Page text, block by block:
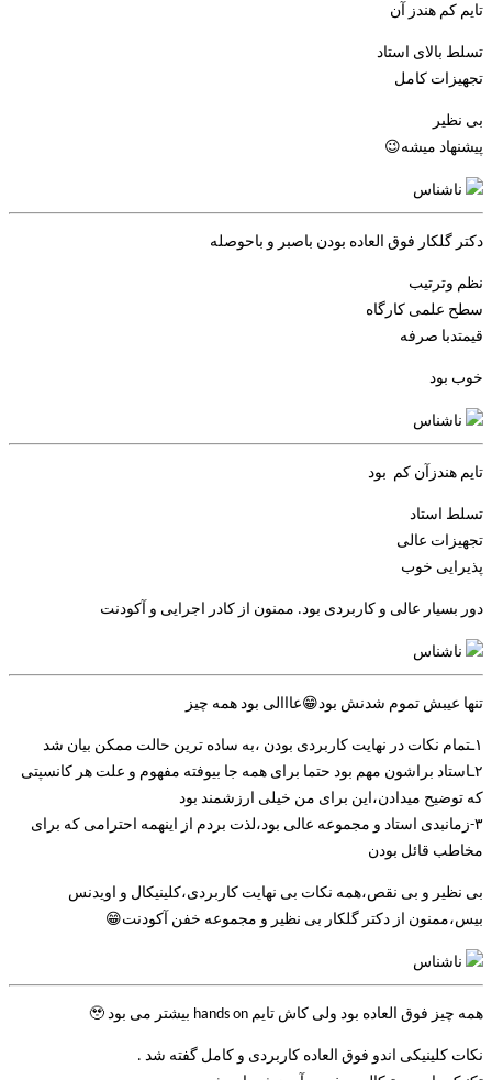
تایم کم هندز آن
تسلط بالای استاد
تجهیزات کامل
بی نظیر
پیشنهاد میشه😉
ناشناس
دکتر گلکار فوق العاده بودن باصبر و باحوصله
نظم وترتیب
سطح علمی کارگاه
قیمتدبا صرفه
خوب بود
ناشناس
تایم هندزآن کم بود
تسلط استاد
تجهیزات عالی
پذیرایی خوب
دور بسیار عالی و کاربردی بود. ممنون از کادر اجرایی و آکودنت
ناشناس
تنها عیبش تموم شدنش بود😁عااالی بود همه چیز
۱ـتمام نکات در نهایت کاربردی بودن ،به ساده ترین حالت ممکن بیان شد
۲ـاستاد براشون مهم بود حتما برای همه جا بیوفته مفهوم و علت هر کانسپتی
که توضیح میدادن،این برای من خیلی ارزشمند بود
۳-زمانبدی استاد و مجموعه عالی بود،لذت بردم از اینهمه احترامی که برای
مخاطب قائل بودن
بی نظیر و بی نقص،همه نکات بی نهایت کاربردی،کلینیکال و اویدنس
بیس،ممنون از دکتر گلکار بی نظیر و مجموعه خفن آکودنت😁
ناشناس
همه چیز فوق العاده بود ولی کاش تایم hands on بیشتر می بود 🥹
نکات کلینیکی اندو فوق العاده کاربردی و کامل گفته شد .